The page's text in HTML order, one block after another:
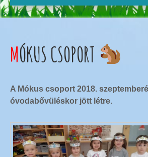
MÓKUS CSOPORT
A Mókus csoport 2018.
óvodabővüléskor jött létre.